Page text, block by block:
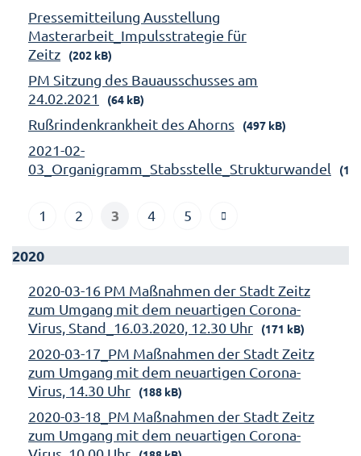
Pressemitteilung Ausstellung
Masterarbeit_Impulsstrategie für
Zeitz
(202 kB)
PM Sitzung des Bauausschusses am
24.02.2021
(64 kB)
Rußrindenkrankheit des Ahorns (497 kB)
2021-02-
03_Organigramm_Stabsstelle_Strukturwandel
1 2 3 4 5
2020
2020-03-16 PM Maßnahmen der Stadt Zeitz
zum Umgang mit dem neuartigen Corona-
Virus, Stand_16.03.2020, 12.30 Uhr
(171 kB)
2020-03-17_PM Maßnahmen der Stadt Zeitz
zum Umgang mit dem neuartigen Corona-
Virus, 14.30 Uhr
(188 kB)
2020-03-18_PM Maßnahmen der Stadt Zeitz
zum Umgang mit dem neuartigen Corona-